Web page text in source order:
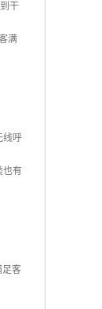
干
满
线呼
也有
足客